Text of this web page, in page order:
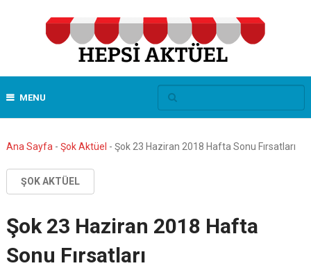
MENU
Ana Sayfa - Şok Aktüel - Şok 23 Haziran 2018 Hafta Sonu Fırsatları
ŞOK AKTÜEL
Şok 23 Haziran 2018 Hafta
Sonu Fırsatları